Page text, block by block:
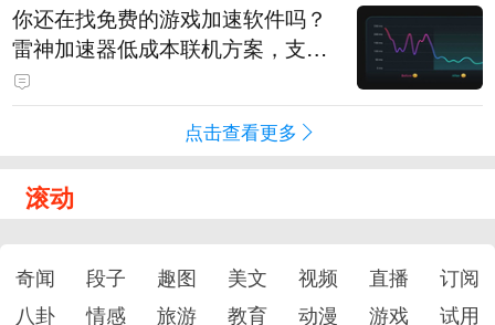
你还在找免费的游戏加速软件吗？
雷神加速器低成本联机方案，支持
免费试用
点击查看更多
滚动
奇闻 段子 趣图 美文 视频 直播
订阅
八卦
情感 旅游 教育 动漫 游戏 试用